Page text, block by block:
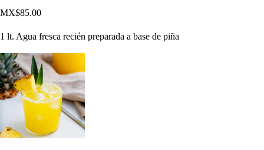
MX$85.00
1 lt. Agua fresca recién preparada a base de piña